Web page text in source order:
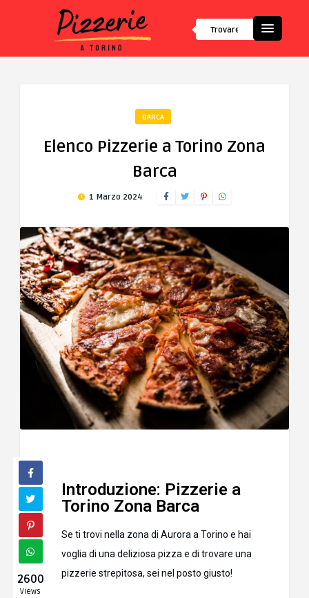
BARCA
Elenco Pizzerie a Torino Zona
Barca
1 Marzo 2024
2600
Views
Introduzione: Pizzerie a
Torino Zona Barca
Se ti trovi nella zona di Aurora a Torino e hai
voglia di una deliziosa pizza e di trovare una
pizzerie strepitosa, sei nel posto giusto!